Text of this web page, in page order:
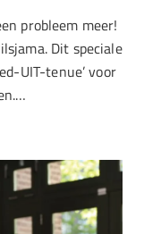
probleem meer!
Dit speciale
UIT-tenue’ voor